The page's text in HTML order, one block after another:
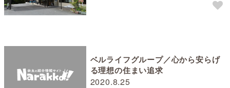
2020.8.25
ベルライフグループ／心から安らげ
る理想の住まい追求